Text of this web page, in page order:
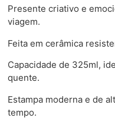
Presente criativo e
viagem.
Feita em cerâmica
Capacidade de 325ml,
quente.
Estampa moderna e de
tempo.